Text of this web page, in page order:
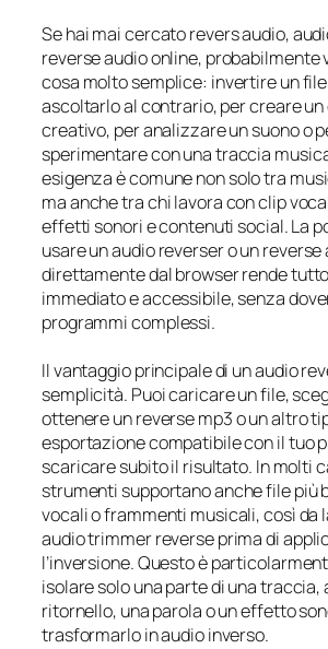
Se hai mai cercato revers audio,
reverse audio online, probabilmente
cosa molto semplice: invertire un
ascoltarlo al contrario, per creare
creativo, per analizzare un suono o
sperimentare con una traccia
esigenza è comune non solo tra
ma anche tra chi lavora con clip
effetti sonori e contenuti social. La
usare un audio reverser o un
direttamente dal browser rende
immediato e accessibile, senza
programmi complessi.
Il vantaggio principale di un audio
semplicità. Puoi caricare un file,
ottenere un reverse mp3 o un altro
esportazione compatibile con il tuo
scaricare subito il risultato. In molti
strumenti supportano anche file più
vocali o frammenti musicali, così da
audio trimmer reverse prima di
l’inversione. Questo è
isolare solo una parte di una traccia,
ritornello, una parola o un effetto
trasformarlo in audio inverso.